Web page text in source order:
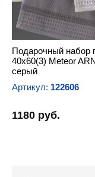
Подарочный набор
40х60(3) Meteor
серый
Артикул: 122606
1180 руб.